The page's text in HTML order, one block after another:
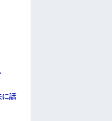
に話